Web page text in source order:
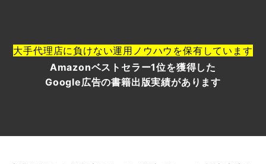
大手代理店に負けない運用ノウハウを保有しています
Amazonベストセラー1位を獲得した
Google広告の書籍出版実績があります